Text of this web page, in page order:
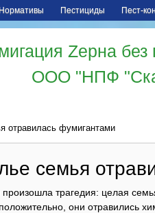
Нормативы Пестициды Пест-
Zерна
ООО "НПФ
отравилась фумигантами
семья
трагедия: целая
они отравились